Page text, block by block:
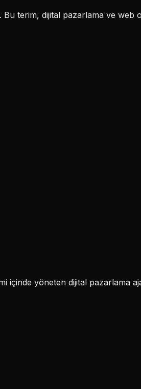
terim, dijital pazarlama ve
içinde yöneten dijital pazarlama